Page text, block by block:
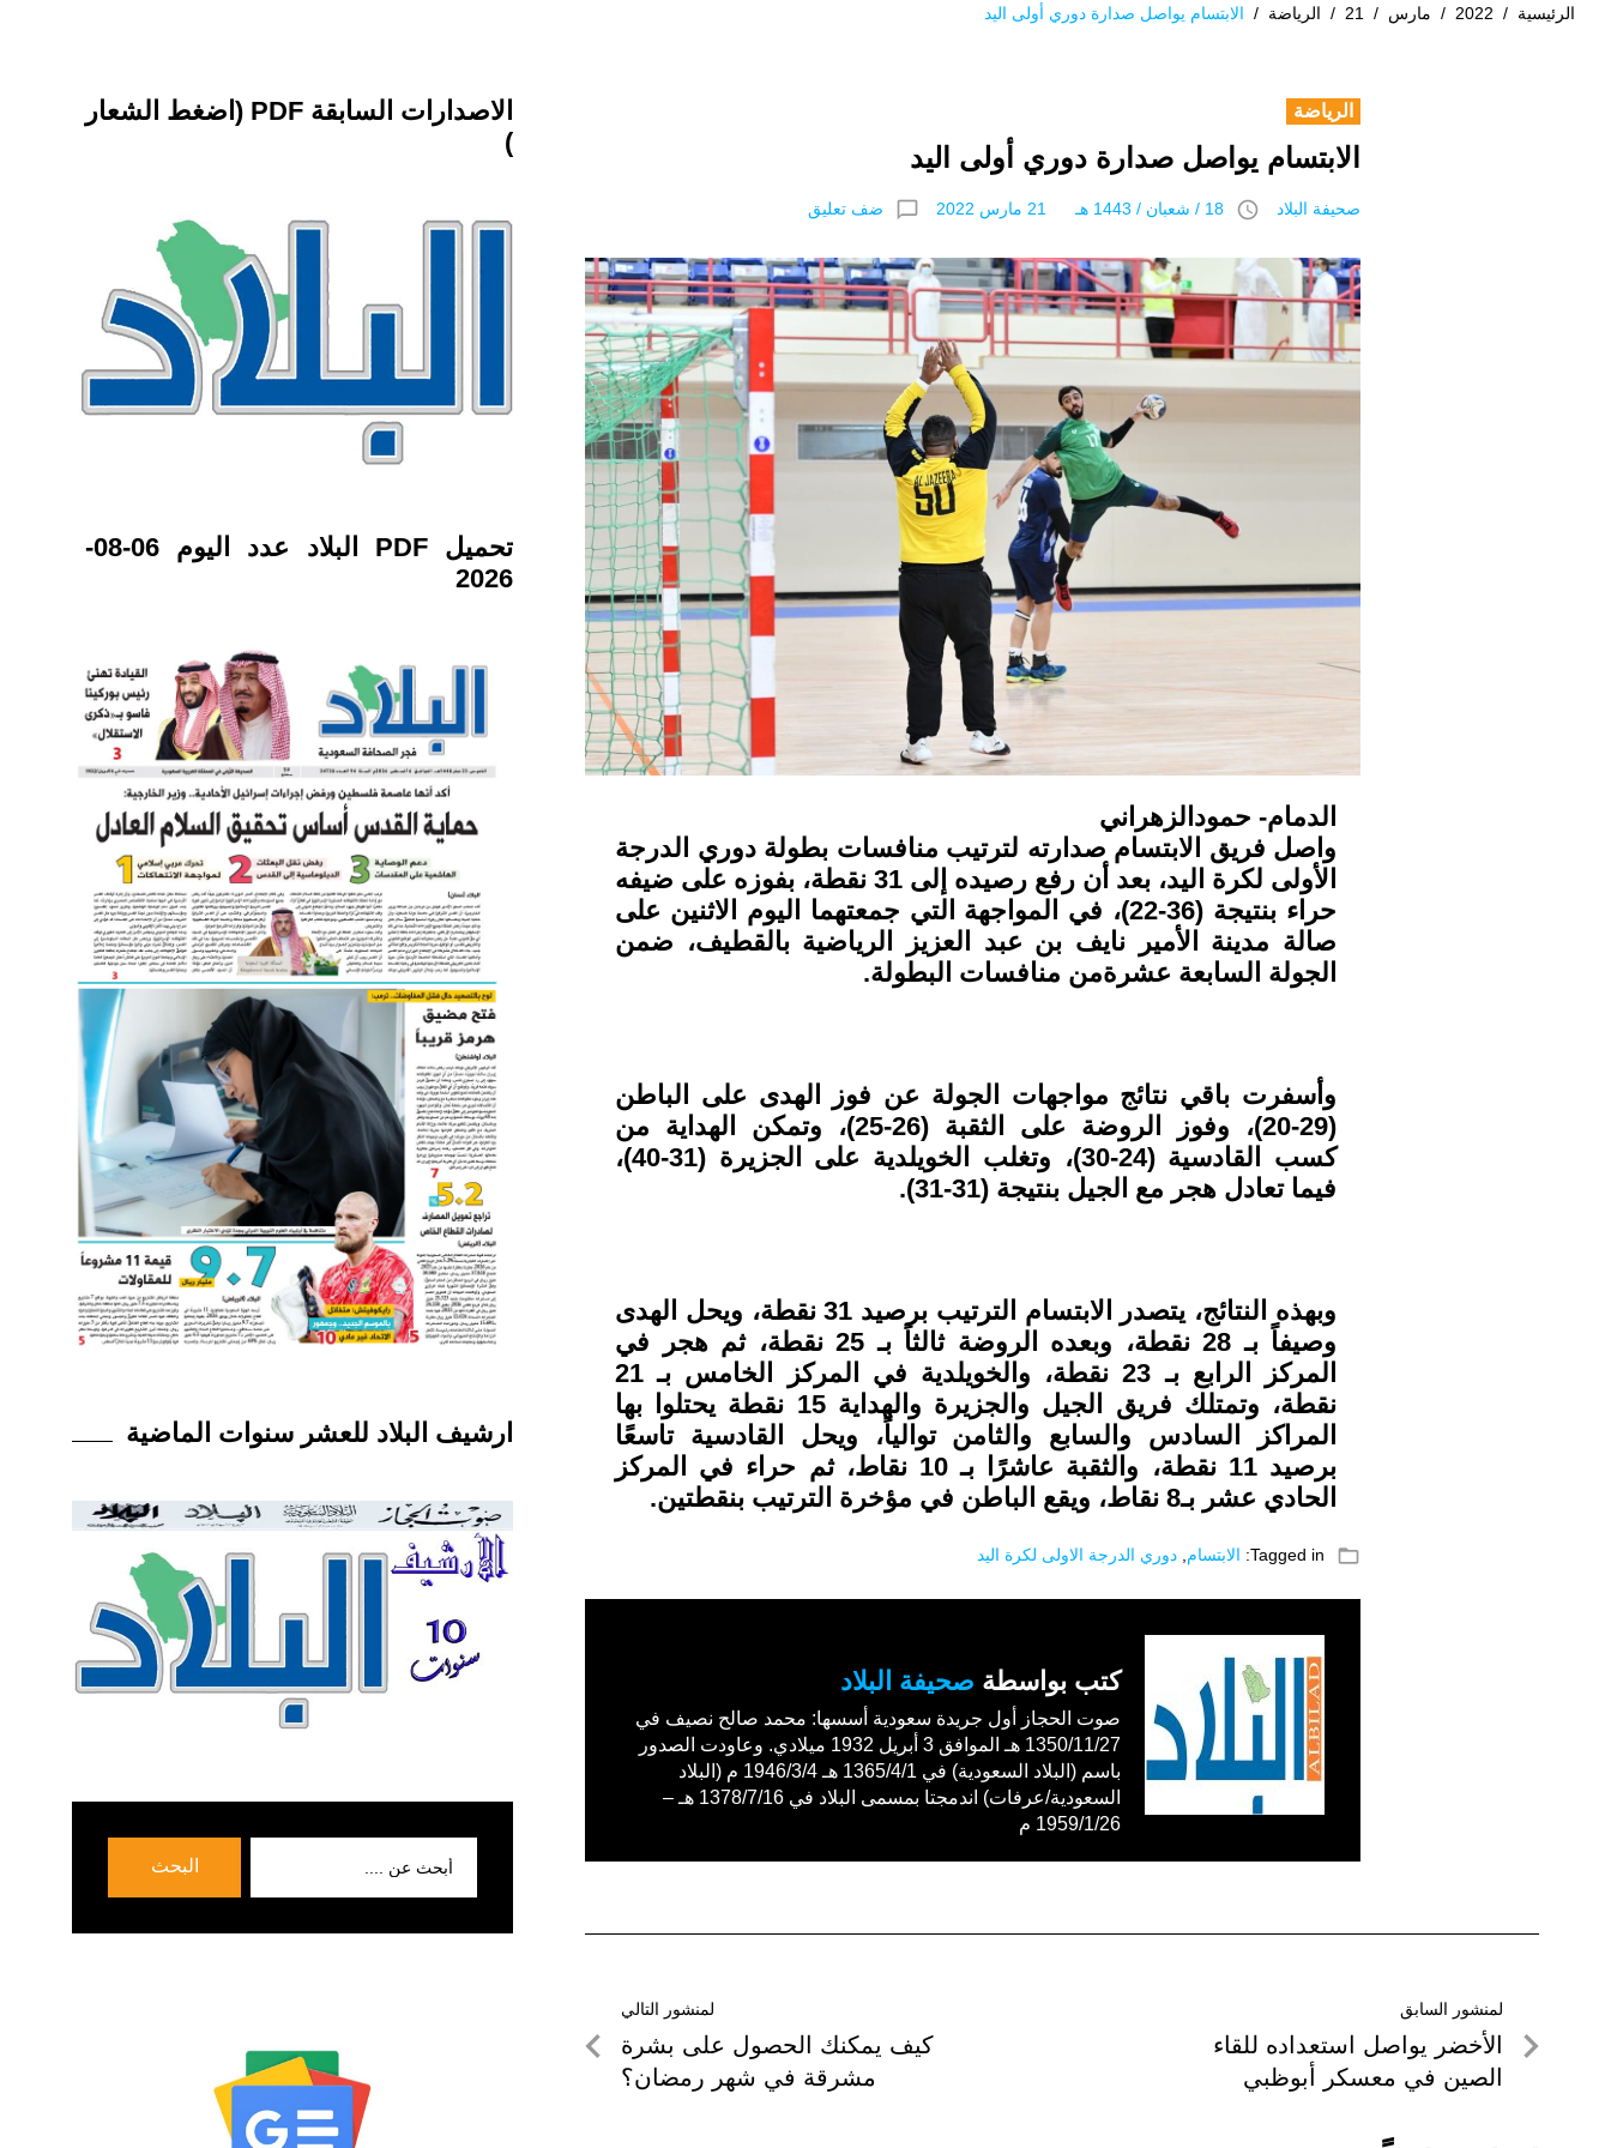
الرئيسية /
2022
/ مارس /
21
/ الرياضة / الابتسام يواصل صدارة دوري أولى اليد
الرياضة
الابتسام يواصل صدارة دوري أولى اليد
صحيفة البلاد access_time 18 / شعبان / 1443 هـ 21 مارس 2022 chat_bubble_outline ضف تعليق
الدمام- حمودالزهراني
واصل فريق الابتسام صدارته لترتيب منافسات بطولة دوري الدرجة
الأولى لكرة اليد، بعد أن رفع رصيده إلى 31 نقطة، بفوزه على ضيفه
حراء بنتيجة (36-22)، في المواجهة التي جمعتهما اليوم الاثنين على
صالة مدينة الأمير نايف بن عبد العزيز الرياضية بالقطيف، ضمن
الجولة السابعة عشرةمن منافسات البطولة.
وأسفرت باقي نتائج مواجهات الجولة عن فوز الهدى على الباطن
(29-20)، وفوز الروضة على الثقبة (26-25)، وتمكن الهداية من
كسب القادسية (24-30)، وتغلب الخويلدية على الجزيرة (31-40)،
فيما تعادل هجر مع الجيل بنتيجة (31-31).
وبهذه النتائج، يتصدر الابتسام الترتيب برصيد 31 نقطة، ويحل الهدى
وصيفاً بـ 28 نقطة، وبعده الروضة ثالثاً بـ 25 نقطة، ثم هجر في
المركز الرابع بـ 23 نقطة، والخويلدية في المركز الخامس بـ 21
نقطة، وتمتلك فريق الجيل والجزيرة والهداية 15 نقطة يحتلوا بها
المراكز السادس والسابع والثامن توالياً، ويحل القادسية تاسعًا
برصيد 11 نقطة، والثقبة عاشرًا بـ 10 نقاط، ثم حراء في المركز
الحادي عشر بـ8 نقاط، ويقع الباطن في مؤخرة الترتيب بنقطتين.
folder_open
Tagged in: الابتسام دوري الدرجة الاولى لكرة اليد
كتب بواسطة صحيفة البلاد
صوت الحجاز أول جريدة سعودية أسسها: محمد صالح نصيف في
1350/11/27 هـ الموافق 3 أبريل 1932 ميلادي. وعاودت الصدور
باسم (البلاد السعودية) في 1365/4/1 هـ 1946/3/4 م (البلاد
السعودية/عرفات) اندمجتا بمسمى البلاد في 1378/7/16 هـ –
1959/1/26 م
تصفّح
المقالات
لمنشور السابق
لمنشور
السابق
الأخضر يواصل استعداده للقاء
الصين في معسكر أبوظبي
لمنشور التالي
لمنشور
كيف يمكنك الحصول على بشرة
مشرقة في شهر رمضان؟
الاصدارات السابقة PDF (اضغط الشعار
)
تحميل PDF البلاد عدد اليوم 06-08-
2026
ارشيف البلاد للعشر سنوات الماضية
البحث